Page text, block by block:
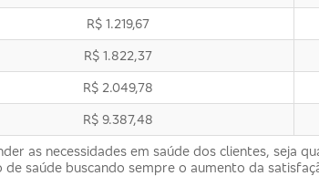
R$ 1.219,67
R$ 1.822,37
R$ 2.049,78
R$ 9.387,48
as necessidades em saúde dos clientes, seja
saúde buscando sempre o aumento da